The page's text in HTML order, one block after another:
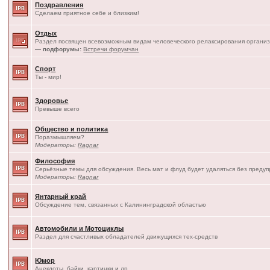
Поздравления
Сделаем приятное себе и близким!
Отдых
Раздел посвящен всевозможным видам человеческого релаксирования
— подфорумы: Встречи форумчан
Спорт
Ты - мир!
Здоровье
Превыше всего
Общество и политика
Поразмышляем?
Модераторы:Ragnar
Философия
Серьёзные темы для обсуждения. Весь мат и флуд будет удаляться без
Модераторы:Ragnar
Янтарный край
Обсуждение тем, связанных с Калининградской областью
Автомобили и Мотоциклы
Раздел для счастливых обладателей движущихся тех-средств
Юмор
Анекдоты, байки, картинки и др.